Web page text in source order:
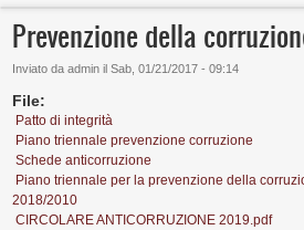
Prevenzione della
Inviato da admin il Sab, 01/21/2017 - 09:14
File:
Patto di integrità
Piano triennale prevenzione corruzione
Schede anticorruzione
Piano triennale per la prevenzione della
2018/2010
CIRCOLARE ANTICORRUZIONE 2019.pdf